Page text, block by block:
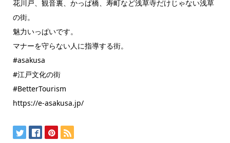
花川戸、観音裏、かっぱ橋、寿町など浅草寺だけじゃない浅草
の街。
魅力いっぱいです。
マナーを守らない人に指導する街。
#asakusa
#江戸文化の街
#BetterTourism
https://e-asakusa.jp/